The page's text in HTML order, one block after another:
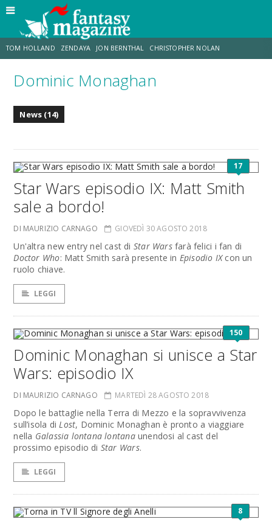
TOM HOLLAND ZENDAYA JON BERNTHAL CHRISTOPHER NOLAN
STRANIMONDI LUCCA COMICS & GAMES ODISSEA
Dominic Monaghan
News (14)
17
Star Wars episodio IX: Matt Smith
sale a bordo!
DI MAURIZIO CARNAGO GIOVEDÌ 30 AGOSTO 2018
Un'altra new entry nel cast di Star Warsfarà felici i fan di
Doctor Who: Matt Smith sarà presente in Episodio IXcon un
ruolo chiave.
LEGGI
150
Dominic Monaghan si unisce a Star
Wars: episodio IX
DI MAURIZIO CARNAGO MARTEDÌ 28 AGOSTO 2018
Dopo le battaglie nella Terra di Mezzo e la sopravvivenza
sull’isola diLost, Dominic Monaghan è pronto a viaggiare
nella Galassia lontana lontanaunendosi al cast del
prossimo episodio di Star Wars.
LEGGI
8